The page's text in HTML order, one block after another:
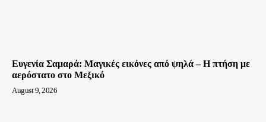
Ευγενία Σαμαρά: Μαγικές εικόνες από ψηλά – Η πτήση με
αερόστατο στο Μεξικό
August 9, 2026